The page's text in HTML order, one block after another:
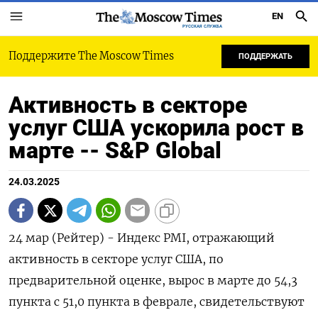
РУССКАЯ СЛУЖБА
EN
Поддержите The Moscow Times ПОДДЕРЖАТЬ
Активность в секторе
услуг США ускорила рост в
марте -- S&P Global
24.03.2025
24 мар (Рейтер) - Индекс PMI, отражающий
активность в секторе услуг США, по
предварительной оценке, вырос в марте до 54,3
пункта с 51,0 пункта в феврале, свидетельствуют